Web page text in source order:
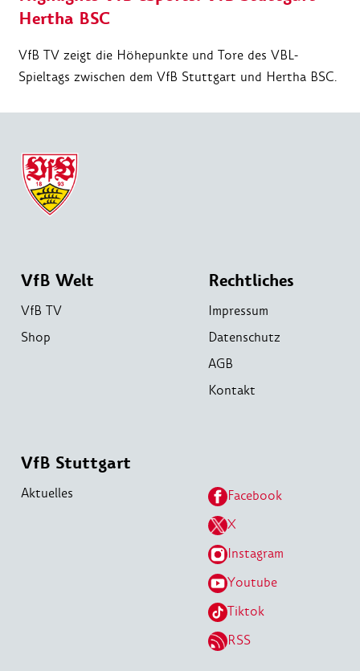
Hertha BSC
VfB TV zeigt die Höhepunkte und Tore des VBL-
Spieltags zwischen dem VfB Stuttgart und Hertha BSC.
VfB Welt
VfB TV
Shop
Rechtliches
Impressum
Datenschutz
AGB
Kontakt
VfB Stuttgart
Aktuelles
Facebook
X
Instagram
Youtube
Tiktok
RSS